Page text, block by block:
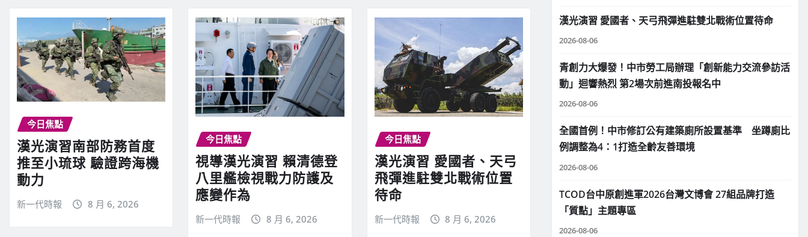
今日焦點
漢光演習南部防務首度
推至小琉球 驗證跨海機
動力
新一代時報 8 月 6, 2026
今日焦點
視導漢光演習 賴清德登
八里艦檢視戰力防護及
應變作為
新一代時報 8 月 6, 2026
今日焦點
漢光演習 愛國者、天弓
飛彈進駐雙北戰術位置
待命
新一代時報 8 月 6, 2026
漢光演習 愛國者、天弓飛彈進駐雙北戰術位置待命
2026-08-06
青創力大爆發！中市勞工局辦理「創新能力交流參訪活
動」迴響熱烈 第2場次前進南投報名中
2026-08-06
全國首例！中市修訂公有建築廁所設置基準 坐蹲廁比
例調整為4：1打造全齡友善環境
2026-08-06
TCOD台中原創進軍2026台灣文博會 27組品牌打造
「質點」主題專區
2026-08-06